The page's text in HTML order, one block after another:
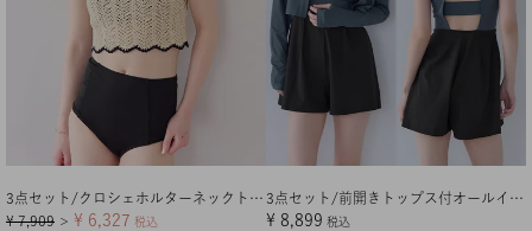
3点セット/クロシェホルターネックトップス×ビキニ/水着【メール便可／100】
¥ 7,909 ＞ ¥ 6,327 税込
3点セット/前開きトップス付オールインワン/ラッシュガード
¥ 8,899 税込